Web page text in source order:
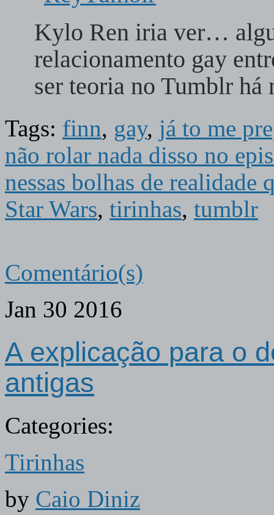
Kylo Ren iria ver…
relacionamento gay
ser teoria no Tumblr
Tags: finn, gay, já to me
não rolar nada disso no
nessas bolhas de realidade
Star Wars, tirinhas, tumblr
Comentário(s)
Jan 30 2016
A explicação para o
antigas
Categories:
Tirinhas
by Caio Diniz